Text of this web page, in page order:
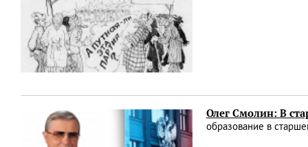
Олег Смолин: В
образование в